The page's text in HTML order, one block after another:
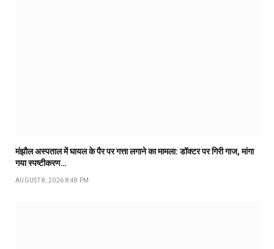
मंझौल अस्पताल में घायल के पैर पर गत्ता लगाने का मामला: डॉक्टर पर गिरी गाज, मांगा
गया स्पष्टीकरण…
AUGUST 8, 2026 8:48 PM